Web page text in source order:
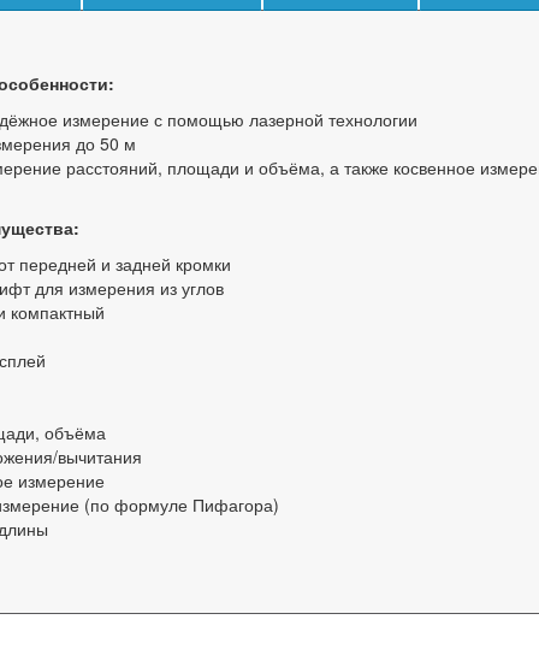
измерение с помощью лазерной технологии
до 50 м
расстояний, площади и объёма, а также косвенное
передней и задней кромки
для измерения из углов
компактный
объёма
вычитания
измерение
(по формуле Пифагора)